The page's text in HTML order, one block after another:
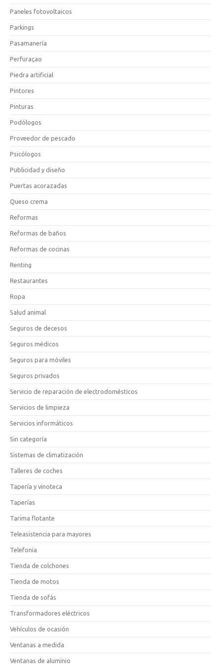
Paneles fotovoltaicos
Parkings
Pasamanería
Perfuraçao
Piedra artificial
Pintores
Pinturas
Podólogos
Proveedor de pescado
Psicólogos
Publicidad y diseño
Puertas acorazadas
Queso crema
Reformas
Reformas de baños
Reformas de cocinas
Renting
Restaurantes
Ropa
Salud animal
Seguros de decesos
Seguros médicos
Seguros para móviles
Seguros privados
Servicio de reparación de electrodomésticos
Servicios de limpieza
Servicios informáticos
Sin categoría
Sistemas de climatización
Talleres de coches
Tapería y vinoteca
Taperías
Tarima flotante
Teleasistencia para mayores
Telefonia
Tienda de colchones
Tienda de motos
Tienda de sofás
Transformadores eléctricos
Vehículos de ocasión
Ventanas a medida
Ventanas de aluminio